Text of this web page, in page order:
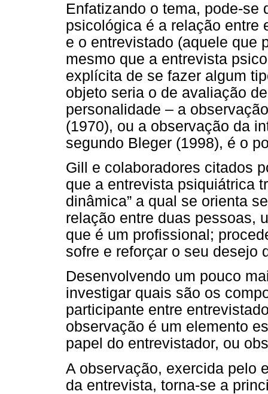
Enfatizando o tema, pode-se
psicológica é a relação entre
e o entrevistado (aquele que
mesmo que a entrevista
explícita de se fazer algum
objeto seria o de avaliação
personalidade – a
(1970), ou a observação da
segundo Bleger (1998), é o
Gill e colaboradores citados
que a entrevista psiquiátrica
dinâmica” a qual se orienta
relação entre duas pessoas,
que é um profissional;
sofre e reforçar o seu desejo
Desenvolvendo um pouco
investigar quais são os
participante entre
observação é um elemento
papel do entrevistador, ou
A observação, exercida pelo
da entrevista, torna-se a